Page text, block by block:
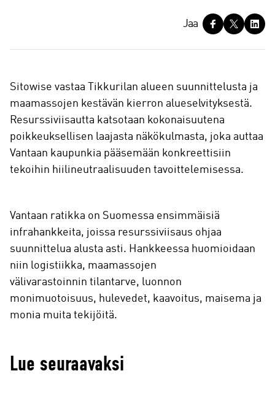
a
Jaa
Sitowise vastaa Tikkurilan alueen suunnittelusta ja
maamassojen kestävän kierron alueselvityksestä.
Resurssiviisautta katsotaan kokonaisuutena
poikkeuksellisen laajasta näkökulmasta, joka auttaa
Vantaan kaupunkia pääsemään konkreettisiin
tekoihin hiilineutraalisuuden tavoittelemisessa.
Vantaan ratikka on Suomessa ensimmäisiä
infrahankkeita, joissa resurssiviisaus ohjaa
suunnittelua alusta asti. Hankkeessa huomioidaan
niin logistiikka, maamassojen
välivarastoinnin tilantarve, luonnon
monimuotoisuus, hulevedet, kaavoitus, maisema ja
monia muita tekijöitä.
Lue seuraavaksi